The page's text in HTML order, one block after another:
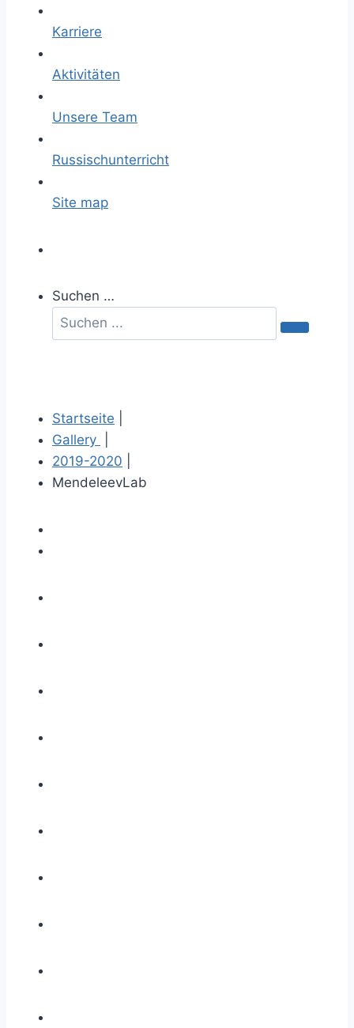
Karriere
Aktivitäten
Unsere Team
Russischunterricht
Site map
Suchen …
Startseite
Gallery
2019-2020
MendeleevLab